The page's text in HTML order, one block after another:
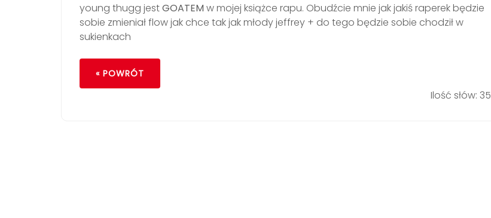
young thugg jestGOATEM w mojej książce rapu. Obudźcie mnie jak jakiś raperek będzie
sobie zmieniał flow jak chce tak jak młody jeffrey + do tego będzie sobie chodził w
sukienkach
« POWRÓT
Ilość słów: 35